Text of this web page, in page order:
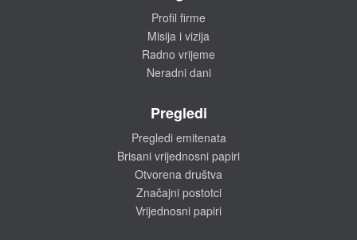
Profil firme
Misija i vizija
Radno vrijeme
Neradni dani
Pregledi
Pregledi emitenata
Brisani vrijednosni papiri
Otvorena društva
Značajni postotci
Vrijednosni papiri